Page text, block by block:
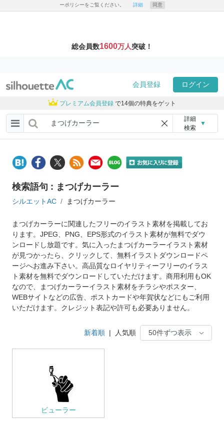
ーポリシーをご覧ください。 詳細 同意
総会員数1600万人突破！
会員登録 ログイン
プレミアム会員登録 で14個の特典をゲット
詳細
検索
▼
検索語句 : まつげカーラー
シルエットAC まつげカーラー
まつげカーラーに関連したフリーのイラスト素材を掲載してお
ります。JPEG、PNG、EPS形式のイラスト素材が無料でダウ
ンロードし放題です。気に入ったまつげカーラーイラスト素材
が見つかったら、クリックして、無料イラストダウンロードペ
ージへお進み下さい。高品質なロイヤリティーフリーのイラス
ト素材を無料でダウンロードしていただけます。商用利用もOK
なので、まつげカーラーイラスト素材をチラシやポスター、
WEBサイトなどの広告、ポストカードや年賀状などにもご利用
いただけます。クレジット表記や許可も必要ありません。
新着順 | 人気順
ビューラー